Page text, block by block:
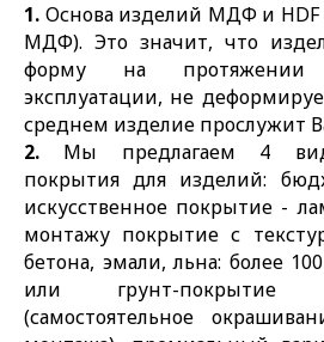
1. Основа изделий МДФ и HDF
МДФ). Это значит, что
форму на протяжении
эксплуатации, не
среднем изделие прослужит
2. Мы предлагаем 4
покрытия для изделий:
искусственное покрытие -
монтажу покрытие с
бетона, эмали, льна: более
или грунт-покрытие
(самостоятельное